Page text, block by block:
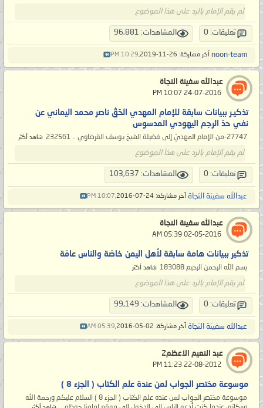
لم يقم الإمام بالرد على هذا الموضوع
تعليقات: 0 المشاهدات: 96,881
noon-team آخر مشاركة: 26-11-2019, 10:29 PM
عبدالله سفينة النجاة
تذكيـر ببيانات سابقة للإمام المهدي الحَقّْ ناصر محمد اليماني عن
نفي حدّ الرجم اليهودي المدسوس
27747-من الإمام المهديّ إلى فضيلة الشيخ يوسف القرضاوي .. 232561 شاهد أكثر
لم يقم الإمام بالرد على هذا الموضوع
تعليقات: 0 المشاهدات: 103,637
عبدالله سفينة النجاة آخر مشاركة: 24-07-2016, 10:07 PM
عبدالله سفينة النجاة
تذكير ببيانات هامة سابقة لأهل اليمن خاصّة والناس عامّة
بسم الله الرحمن الرحيم 183088 شاهد أكثر
لم يقم الإمام بالرد على هذا الموضوع
تعليقات: 0 المشاهدات: 99,149
عبدالله سفينة النجاة آخر مشاركة: 02-05-2016, 05:39 AM
عبد النعيم الاعظم2
موسوعة مختصر الجواب لمن عندة علم الكتاب ( الجزء 8 )
موسوعة مختصر الجواب لمن عنده علم الكتاب ( الجزء 8 ) السلام عليكم ورحمة الله